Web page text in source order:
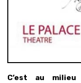
C’est au